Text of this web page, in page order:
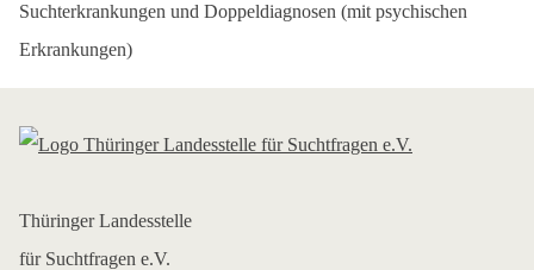
Suchterkrankungen und Doppeldiagnosen (mit psychischen
Erkrankungen)
Thüringer Landesstelle
für Suchtfragen e.V.